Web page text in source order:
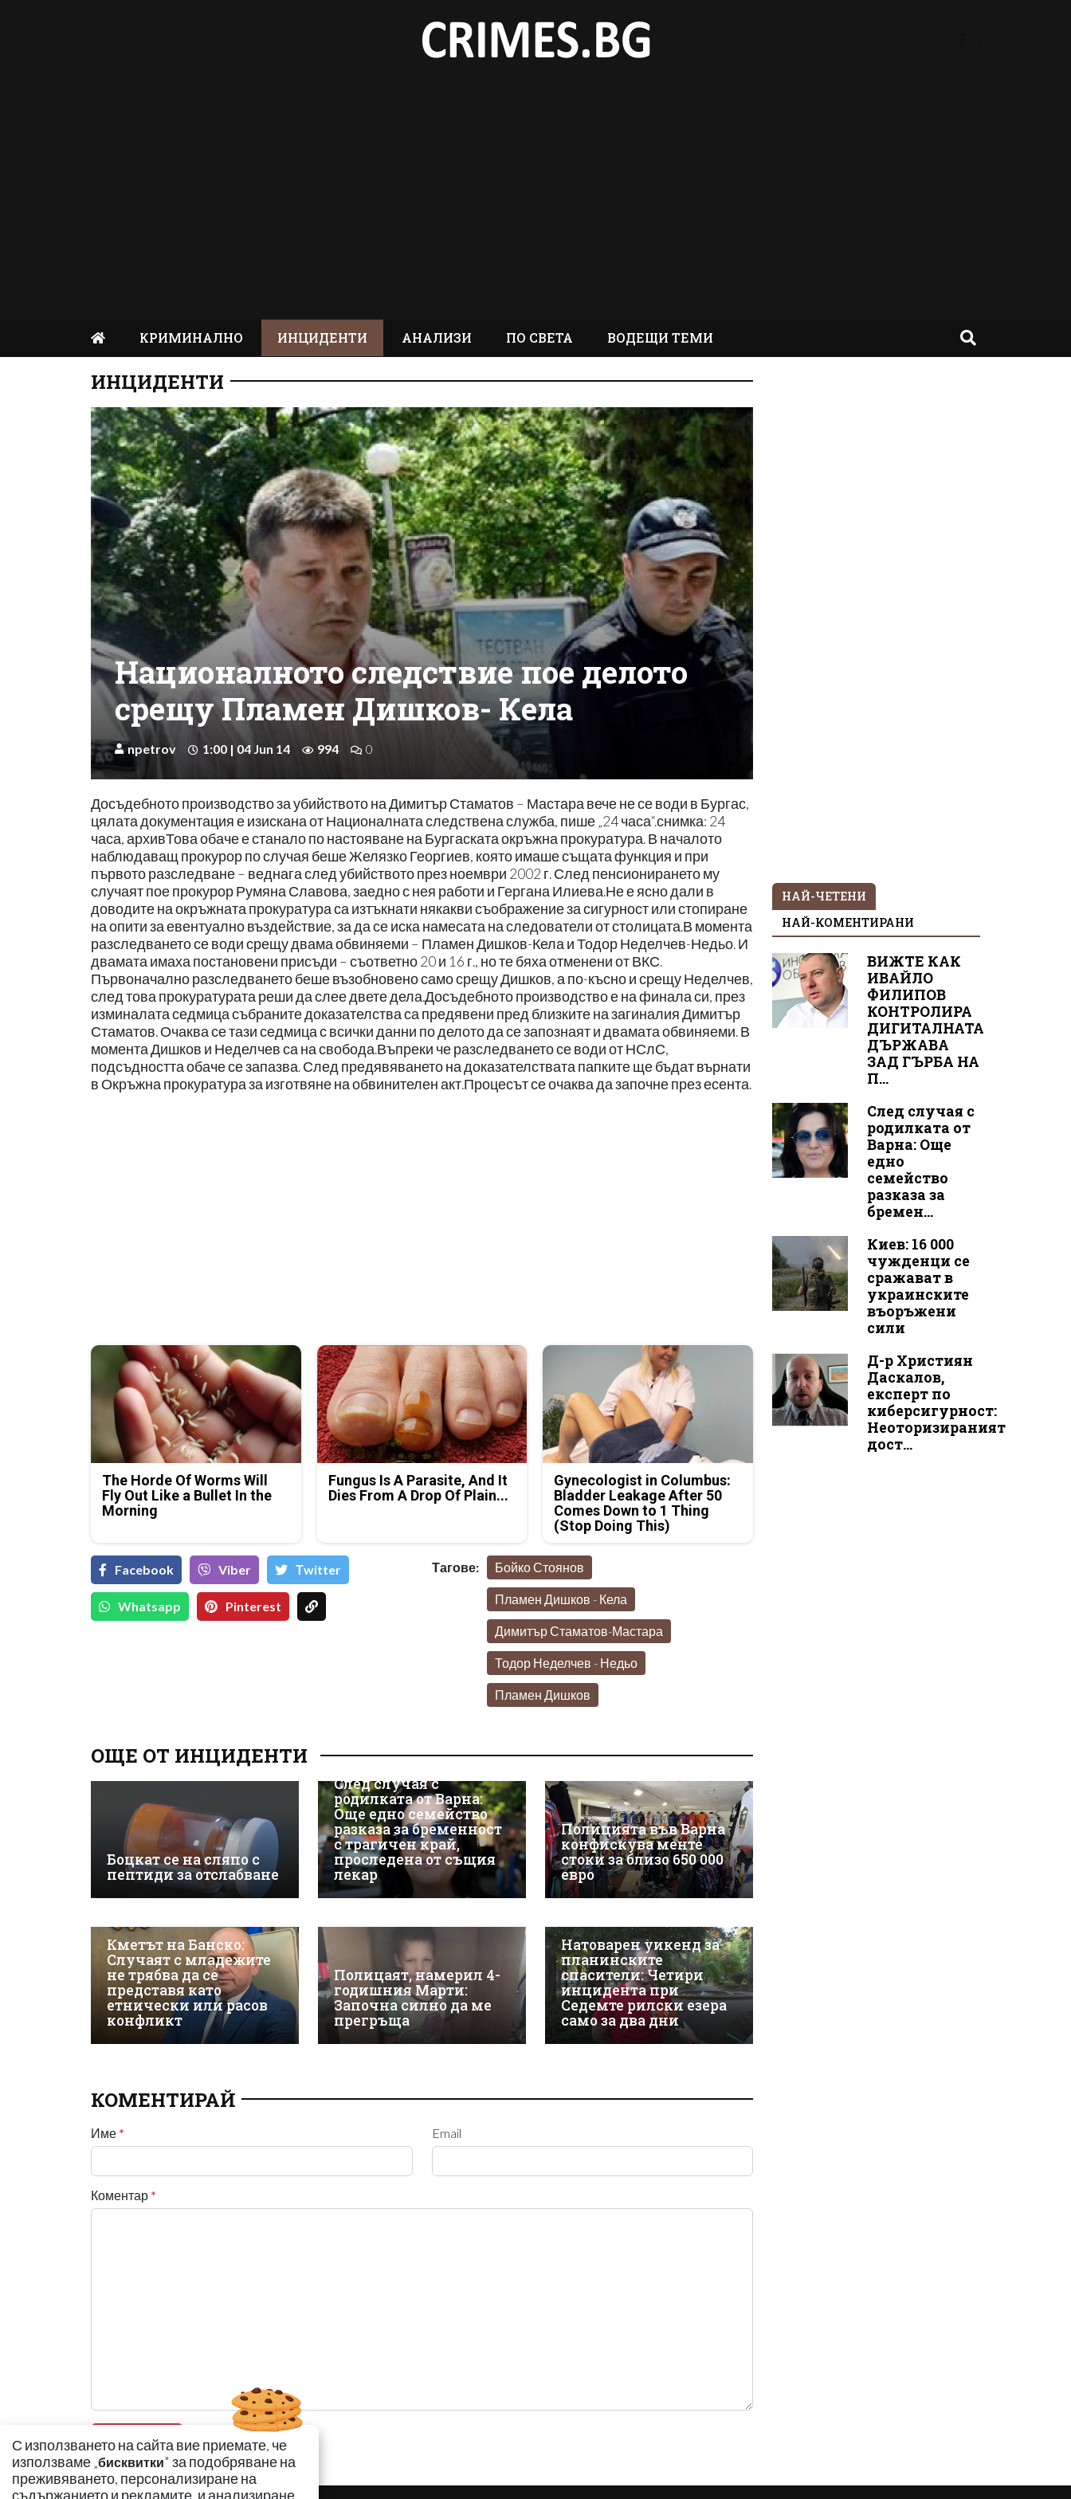
КРИМИНАЛНО ИНЦИДЕНТИ АНАЛИЗИ ПО СВЕТА ВОДЕЩИ ТЕМИ
ИНЦИДЕНТИ
Националното следствие пое делото
срещу Пламен Дишков- Кела
npetrov 1:00 | 04 Jun 14 994 0
Досъдебното производство за убийството на Димитър Стаматов – Мастара вече не се води в Бургас,
цялата документация е изискана от Националната следствена служба, пише „24 часа“.снимка: 24
часа, архивТова обаче е станало по настояване на Бургаската окръжна прокуратура. В началото
наблюдаващ прокурор по случая беше Желязко Георгиев, която имаше същата функция и при
първото разследване – веднага след убийството през ноември 2002 г. След пенсионирането му
случаят пое прокурор Румяна Славова, заедно с нея работи и Гергана Илиева.Не е ясно дали в
доводите на окръжната прокуратура са изтъкнати някакви съображение за сигурност или стопиране
на опити за евентуално въздействие, за да се иска намесата на следователи от столицата.В момента
разследването се води срещу двама обвиняеми – Пламен Дишков-Кела и Тодор Неделчев-Недьо. И
двамата имаха постановени присъди – съответно 20 и 16 г., но те бяха отменени от ВКС.
Първоначално разследването беше възобновено само срещу Дишков, а по-късно и срещу Неделчев,
след това прокуратурата реши да слее двете дела.Досъдебното производство е на финала си, през
изминалата седмица събраните доказателства са предявени пред близките на загиналия Димитър
Стаматов. Очаква се тази седмица с всички данни по делото да се запознаят и двамата обвиняеми. В
момента Дишков и Неделчев са на свобода.Въпреки че разследването се води от НСлС,
подсъдността обаче се запазва. След предявяването на доказателствата папките ще бъдат върнати
в Окръжна прокуратура за изготвяне на обвинителен акт.Процесът се очаква да започне през есента.
The Horde Of Worms Will
Fly Out Like a Bullet In the
Morning
Fungus Is A Parasite, And It
Dies From A Drop Of Plain...
Gynecologist in Columbus:
Bladder Leakage After 50
Comes Down to 1 Thing
(Stop Doing This)
Facebook Viber Тwitter
Whatsapp Pinterest
Тагове: Бойко Стоянов
Пламен Дишков - Кела
Димитър Стаматов-Мастара
Тодор Неделчев - Недьо
Пламен Дишков
ОЩЕ ОТ ИНЦИДЕНТИ
Боцкат се на сляпо с
пептиди за отслабване
След случая с
родилката от Варна:
Още едно семейство
разказа за бременност
с трагичен край,
проследена от същия
лекар
Полицията във Варна
конфискува менте
стоки за близо 650 000
евро
Кметът на Банско:
Случаят с младежите
не трябва да се
представя като
етнически или расов
конфликт
Полицаят, намерил 4-
годишния Марти:
Започна силно да ме
прегръща
Натоварен уикенд за
планинските
спасители: Четири
инцидента при
Седемте рилски езера
само за два дни
КОМЕНТИРАЙ
Име * Email
Коментар *
НАЙ-ЧЕТЕНИ
НАЙ-КОМЕНТИРАНИ
ВИЖТЕ КАК
ИВАЙЛО
ФИЛИПОВ
КОНТРОЛИРА
ДИГИТАЛНАТА
ДЪРЖАВА
ЗАД ГЪРБА НА
П...
След случая с
родилката от
Варна: Още
едно
семейство
разказа за
бремен...
Киев: 16 000
чужденци се
сражават в
украинските
въоръжени
сили
Д-р Християн
Даскалов,
експерт по
киберсигурност:
Неоторизираният
дост...
С използването на сайта вие приемате, че
използваме „бисквитки" за подобряване на
преживяването, персонализиране на
съдържанието и рекламите, и анализиране